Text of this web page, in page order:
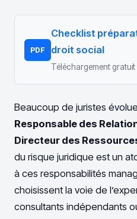
PDF
Checklist
droit social
Téléchargement
Beaucoup de juristes
Responsable des
Directeur des
du risque juridique est un
à ces responsabilités
choisissent la voie de
consultants indépendants